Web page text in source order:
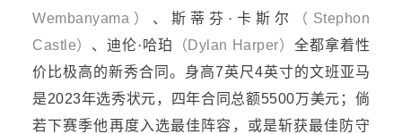
Wembanyama ） 、斯蒂芬 ·卡斯尔 （ Stephon
Castle） 、迪伦·哈珀 （ Dylan Harper） 全都拿着性
价比极高的新秀合同。身高7英尺4英寸的文班亚马
是2023年选秀状元，四年合同总额5500万美元；倘
若下赛季他再度入选最佳阵容 ， 或是斩获最佳防守